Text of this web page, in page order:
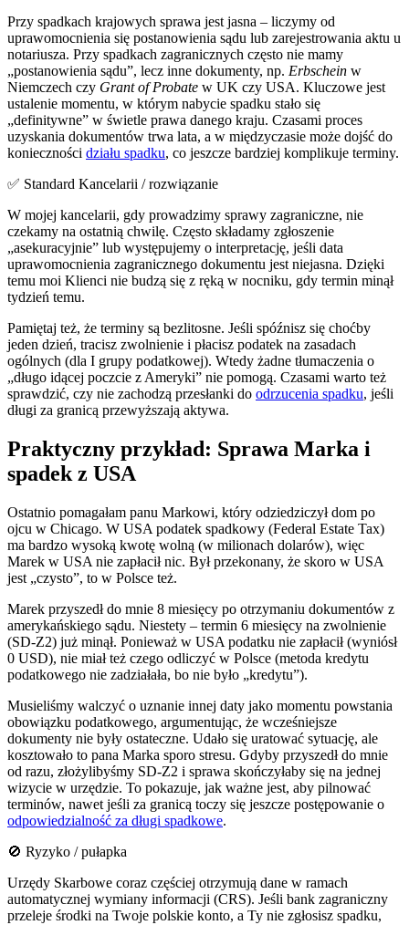
Przy spadkach krajowych sprawa jest jasna – liczymy od
uprawomocnienia się postanowienia sądu lub zarejestrowania aktu u
notariusza. Przy spadkach zagranicznych często nie mamy
„postanowienia sądu”, lecz inne dokumenty, np. Erbschein w
Niemczech czy Grant of Probate w UK czy USA. Kluczowe jest
ustalenie momentu, w którym nabycie spadku stało się
„definitywne” w świetle prawa danego kraju. Czasami proces
uzyskania dokumentów trwa lata, a w międzyczasie może dojść do
konieczności działu spadku, co jeszcze bardziej komplikuje terminy.
✅ Standard Kancelarii / rozwiązanie
W mojej kancelarii, gdy prowadzimy sprawy zagraniczne, nie
czekamy na ostatnią chwilę. Często składamy zgłoszenie
„asekuracyjnie” lub występujemy o interpretację, jeśli data
uprawomocnienia zagranicznego dokumentu jest niejasna. Dzięki
temu moi Klienci nie budzą się z ręką w nocniku, gdy termin minął
tydzień temu.
Pamiętaj też, że terminy są bezlitosne. Jeśli spóźnisz się choćby
jeden dzień, tracisz zwolnienie i płacisz podatek na zasadach
ogólnych (dla I grupy podatkowej). Wtedy żadne tłumaczenia o
„długo idącej poczcie z Ameryki” nie pomogą. Czasami warto też
sprawdzić, czy nie zachodzą przesłanki do odrzucenia spadku, jeśli
długi za granicą przewyższają aktywa.
Praktyczny przykład: Sprawa Marka i
spadek z USA
Ostatnio pomagałam panu Markowi, który odziedziczył dom po
ojcu w Chicago. W USA podatek spadkowy (Federal Estate Tax)
ma bardzo wysoką kwotę wolną (w milionach dolarów), więc
Marek w USA nie zapłacił nic. Był przekonany, że skoro w USA
jest „czysto”, to w Polsce też.
Marek przyszedł do mnie 8 miesięcy po otrzymaniu dokumentów z
amerykańskiego sądu. Niestety – termin 6 miesięcy na zwolnienie
(SD-Z2) już minął. Ponieważ w USA podatku nie zapłacił (wyniósł
0 USD), nie miał też czego odliczyć w Polsce (metoda kredytu
podatkowego nie zadziałała, bo nie było „kredytu”).
Musieliśmy walczyć o uznanie innej daty jako momentu powstania
obowiązku podatkowego, argumentując, że wcześniejsze
dokumenty nie były ostateczne. Udało się uratować sytuację, ale
kosztowało to pana Marka sporo stresu. Gdyby przyszedł do mnie
od razu, złożylibyśmy SD-Z2 i sprawa skończyłaby się na jednej
wizycie w urzędzie. To pokazuje, jak ważne jest, aby pilnować
terminów, nawet jeśli za granicą toczy się jeszcze postępowanie o
odpowiedzialność za długi spadkowe.
🚫 Ryzyko / pułapka
Urzędy Skarbowe coraz częściej otrzymują dane w ramach
automatycznej wymiany informacji (CRS). Jeśli bank zagraniczny
przeleje środki na Twoje polskie konto, a Ty nie zgłosisz spadku,